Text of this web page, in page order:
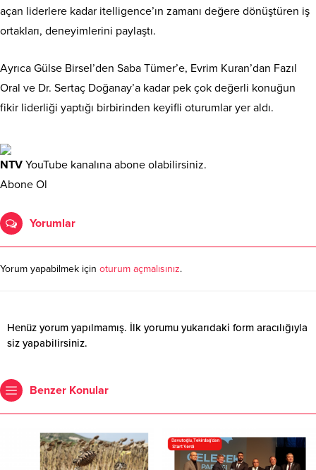
açan liderlere kadar itelligence’ın zamanı değere dönüştüren iş
ortakları, deneyimlerini paylaştı.
Ayrıca Gülse Birsel’den Saba Tümer’e, Evrim Kuran’dan Fazıl
Oral ve Dr. Sertaç Doğanay’a kadar pek çok değerli konuğun
fikir liderliği yaptığı birbirinden keyifli oturumlar yer aldı.
NTV YouTube kanalına abone olabilirsiniz.
Abone Ol
Yorumlar
Yorum yapabilmek için oturum açmalısınız.
Henüz yorum yapılmamış. İlk yorumu yukarıdaki form aracılığıyla
siz yapabilirsiniz.
Benzer Konular